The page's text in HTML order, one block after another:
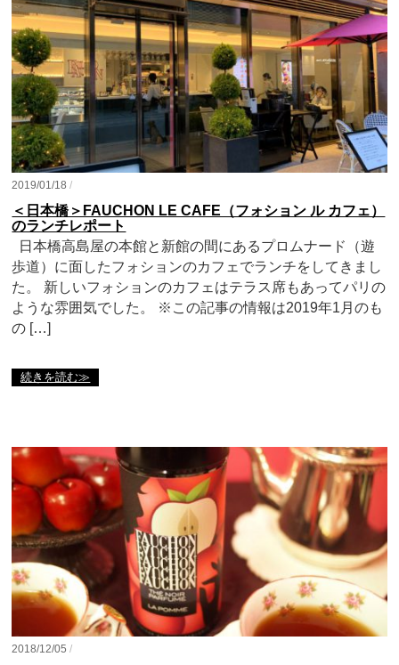
2019/01/18/
＜日本橋＞FAUCHON LE CAFE（フォション ル カフェ）
のランチレポート
日本橋高島屋の本館と新館の間にあるプロムナード（遊
歩道）に面したフォションのカフェでランチをしてきまし
た。 新しいフォションのカフェはテラス席もあってパリの
ような雰囲気でした。 ※この記事の情報は2019年1月のも
の […]
続きを読む≫
2018/12/05/